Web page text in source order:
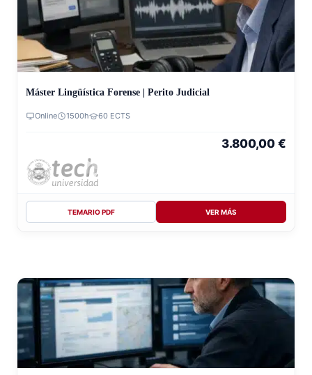
Máster Lingüística Forense | Perito Judicial
Online 1500h 60 ECTS
3.800,00 €
TEMARIO PDF VER MÁS